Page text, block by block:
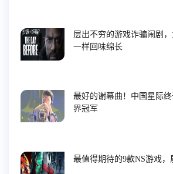
层出不穷的游戏诈骗闹剧
一样回味绵长
最好的谢幕曲！中国星际
界冠军
最值得期待的9款NS游戏，